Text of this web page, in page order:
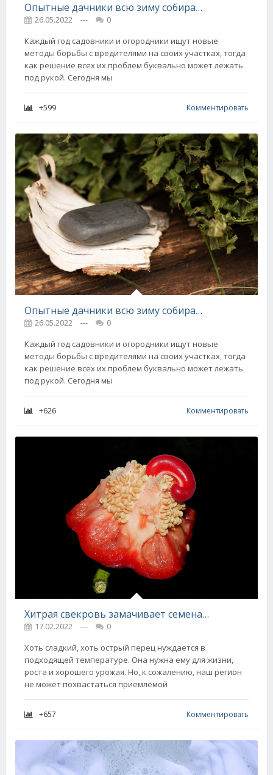
Опытные дачники всю зиму собирают обмылки, знаю, как с толком использовать их на участке
26.05.2022 ---
0
Каждый год садовники и огородники ищут новые
методы борьбы с вредителями на своих участках, тогда
как решение всех их проблем буквально может лежать
под рукой. Сегодня мы
+599 Комментировать
Опытные дачники всю зиму собирают обмылки, знаю, как с толком использовать их на участке
26.05.2022 ---
0
Каждый год садовники и огородники ищут новые
методы борьбы с вредителями на своих участках, тогда
как решение всех их проблем буквально может лежать
под рукой. Сегодня мы
+626 Комментировать
Хитрая свекровь замачивает семена болгарского перца так искусно, что они всходят в 2 раза быстрее
17.02.2022 ---
0
Хоть сладкий, хоть острый перец нуждается в
подходящей температуре. Она нужна ему для жизни,
роста и хорошего урожая. Но, к сожалению, наш регион
не может похвастаться приемлемой
+657 Комментировать